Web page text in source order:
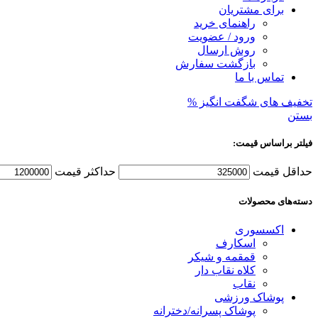
برای مشتریان
راهنمای خرید
ورود / عضویت
روش ارسال
بازگشت سفارش
تماس با ما
تخفیف های شگفت انگیز %
بستن
فیلتر براساس قیمت:
حداقل قیمت حداكثر قيمت
دسته‌های محصولات
اکسسوری
اسکارف
قمقمه و شیکر
کلاه نقاب دار
نقاب
پوشاک ورزشی
پوشاک پسرانه/دخترانه